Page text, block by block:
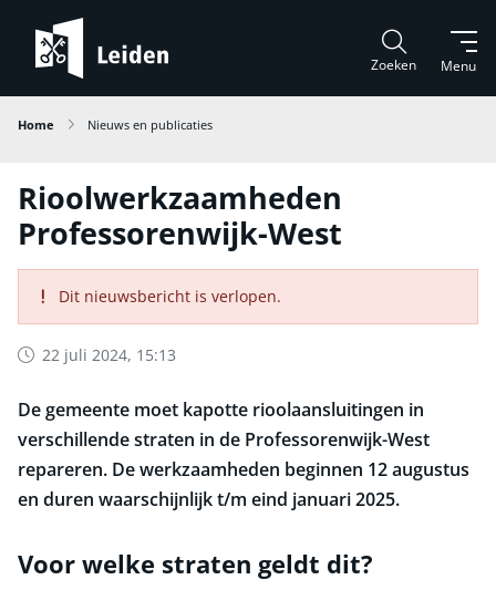
Menu
Zoeken
Home Nieuws en publicaties
Rioolwerkzaamheden
Professorenwijk-West
Dit nieuwsbericht is verlopen.
22 juli 2024, 15:13
De gemeente moet kapotte rioolaansluitingen in
verschillende straten in de Professorenwijk-West
repareren. De werkzaamheden beginnen 12 augustus
en duren waarschijnlijk t/m eind januari 2025.
Voor welke straten geldt dit?